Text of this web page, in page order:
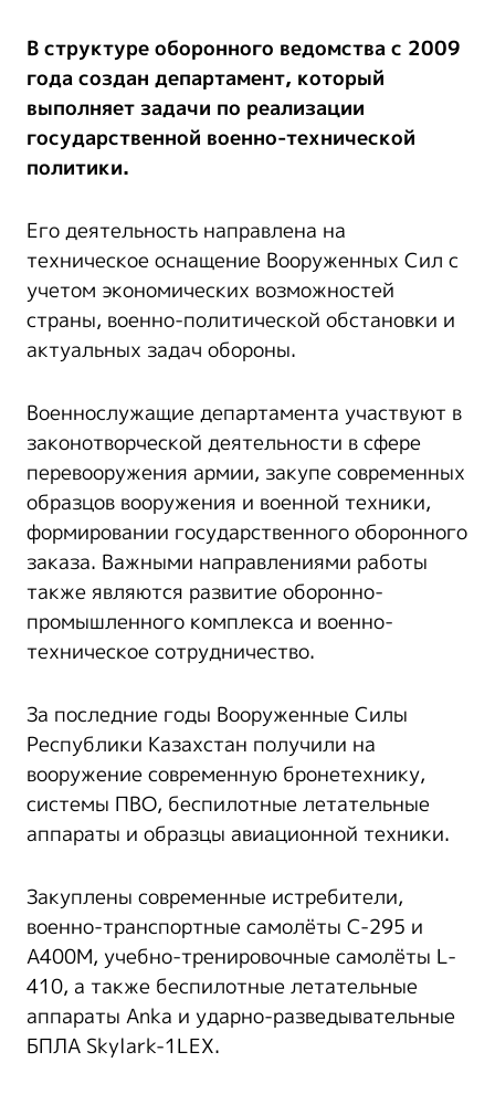
В структуре оборонного ведомства c 2009
года создан департамент, который
выполняет задачи по реализации
государственной военно-технической
политики.
Его деятельность направлена на
техническое оснащение Вооруженных Сил с
учетом экономических возможностей
страны, военно-политической обстановки и
актуальных задач обороны.
Военнослужащие департамента участвуют в
законотворческой деятельности в сфере
перевооружения армии, закупе современных
образцов вооружения и военной техники,
формировании государственного оборонного
заказа. Важными направлениями работы
также являются развитие оборонно-
промышленного комплекса и военно-
техническое сотрудничество.
За последние годы Вооруженные Силы
Республики Казахстан получили на
вооружение современную бронетехнику,
системы ПВО, беспилотные летательные
аппараты и образцы авиационной техники.
Закуплены современные истребители,
военно-транспортные самолёты C-295 и
A400M, учебно-тренировочные самолёты L-
410, а также беспилотные летательные
аппараты Anka и ударно-разведывательные
БПЛА Skylark-1LEX.